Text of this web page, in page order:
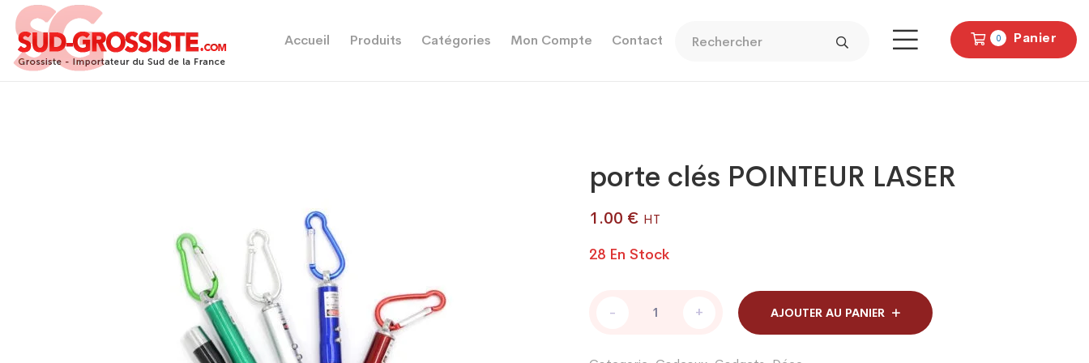
0 Panier
Accueil Produits Catégories Mon Compte Contact
porte clés POINTEUR LASER
1.00 € HT
28 En Stock
- + AJOUTER AU PANIER